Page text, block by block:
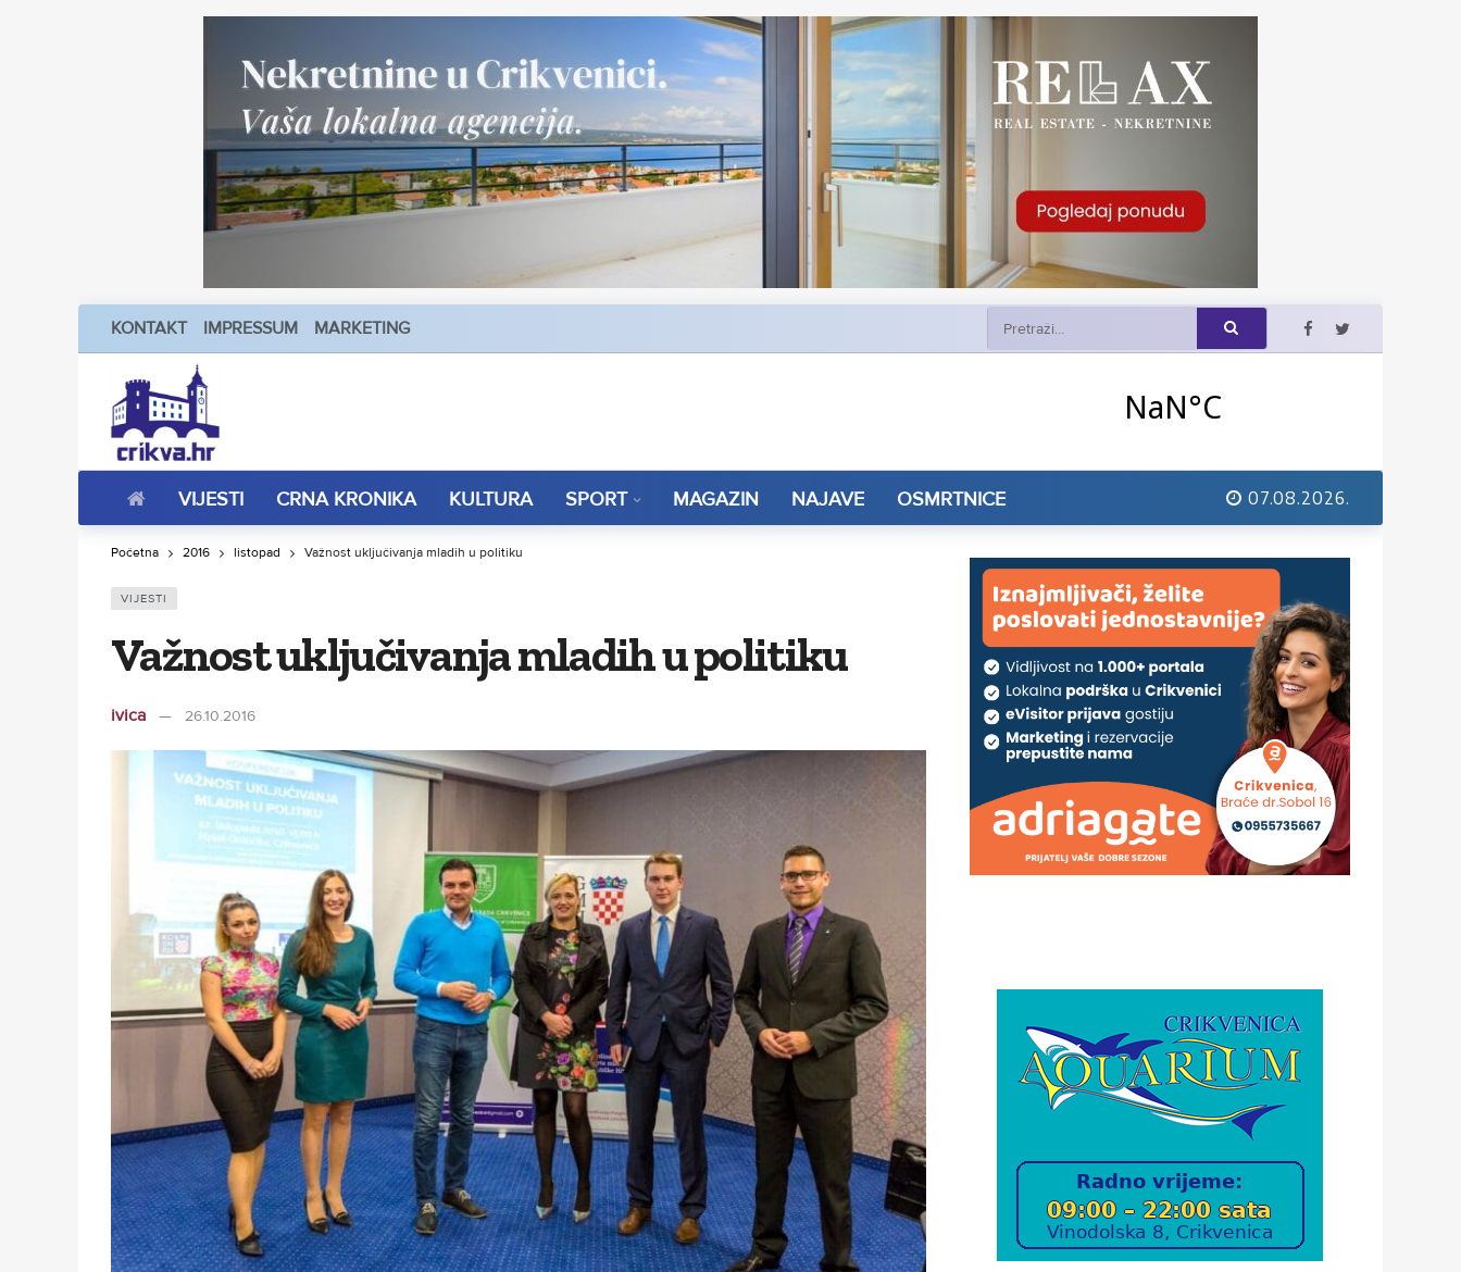
KONTAKT IMPRESSUM MARKETING
VIJESTI CRNA KRONIKA KULTURA SPORT MAGAZIN NAJAVE OSMRTNICE 07.08.2026.
Početna 2016 listopad Važnost uključivanja mladih u politiku
VIJESTI
Važnost uključivanja mladih u politiku
ivica 26.10.2016